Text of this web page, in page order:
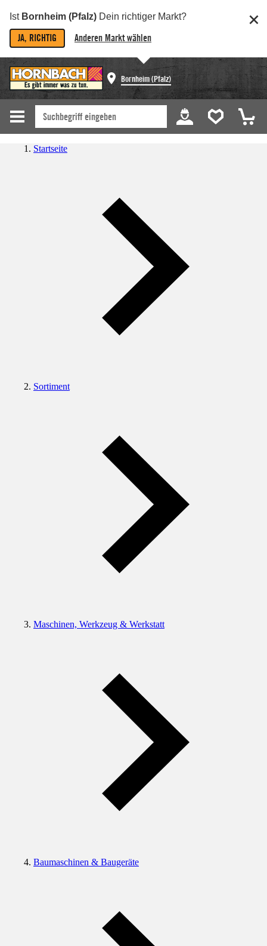
Ist Bornheim (Pfalz) Dein richtiger Markt?
JA, RICHTIG Anderen Markt wählen
Bornheim (Pfalz)
Startseite
Sortiment
Maschinen, Werkzeug & Werkstatt
Baumaschinen & Baugeräte